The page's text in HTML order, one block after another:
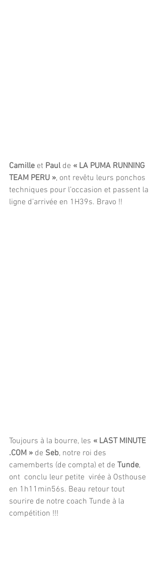
Camille et Paul de « LA PUMA RUNNING
TEAM PERU », ont revêtu leurs ponchos
techniques pour l’occasion et passent la
ligne d’arrivée en 1H39s. Bravo !!
Toujours à la bourre, les « LAST MINUTE
.COM » de Seb, notre roi des
camemberts (de compta) et de Tunde,
ont  conclu leur petite  virée à Osthouse
en 1h11min56s. Beau retour tout
sourire de notre coach Tunde à la
compétition !!!